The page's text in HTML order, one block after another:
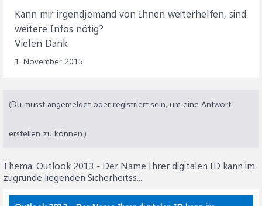
Kann mir irgendjemand von Ihnen weiterhelfen, sind
weitere Infos nötig?
Vielen Dank
1. November 2015
(Du musst angemeldet oder registriert sein, um eine Antwort
erstellen zu können.)
Thema: Outlook 2013 - Der Name Ihrer digitalen ID kann im
zugrunde liegenden Sicherheitss...